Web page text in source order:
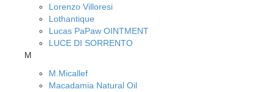
Lorenzo Villoresi
Lothantique
Lucas PaPaw OINTMENT
LUCE DI SORRENTO
M
M.Micallef
Macadamia Natural Oil